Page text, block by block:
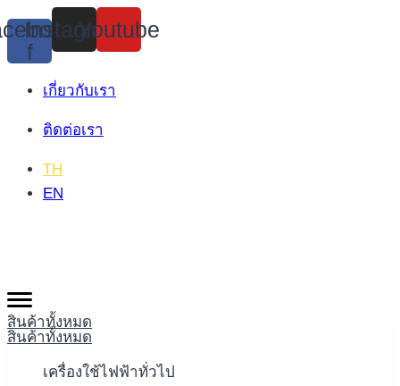
Skip
to
content
f
Instagram
Youtube
เกี่ยวกับเรา
ติดต่อเรา
TH
EN
สินค้าทั้งหมด
สินค้าทั้งหมด
เครื่องใช้ไฟฟ้าทั่วไป